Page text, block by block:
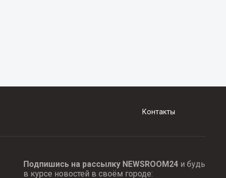
Контакты
Подпишись на рассылку NEWSROOM24и будь
в курсе новостей в своём городе: